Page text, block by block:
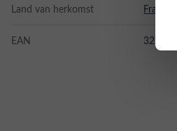
Land van herkomst Frankrijk
EAN